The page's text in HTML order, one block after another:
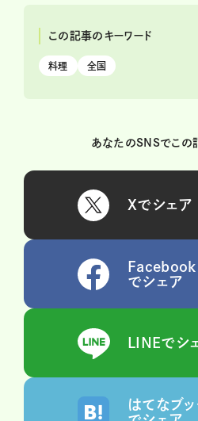
この記事のキーワード
料理 全国
あなたのSNSでこの
Xでシェア
Facebook
でシェア
LINEでシ
はてなブ